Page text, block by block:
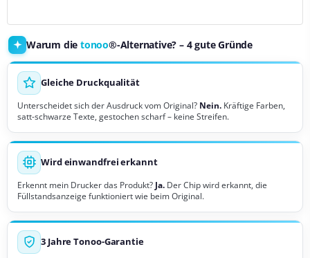
Warum die tonoo®-Alternative? – 4 gute Gründe
Gleiche Druckqualität
Unterscheidet sich der Ausdruck vom Original? Nein. Kräftige Farben,
satt-schwarze Texte, gestochen scharf – keine Streifen.
Wird einwandfrei erkannt
Erkennt mein Drucker das Produkt? Ja. Der Chip wird erkannt, die
Füllstandsanzeige funktioniert wie beim Original.
3 Jahre Tonoo-Garantie